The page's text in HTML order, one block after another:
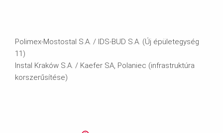
Polimex-Mostostal S.A. / IDS-BUD S.A. (Új épületegység
11)
Instal Kraków S.A. / Kaefer SA, Polaniec (infrastruktúra
korszerűsítése)